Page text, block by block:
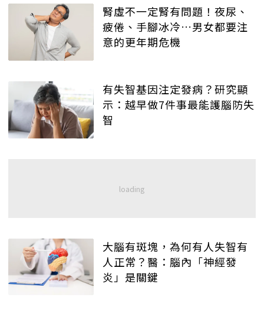
腎虛不一定腎有問題！夜尿、
疲倦、手腳冰冷…男女都要注
意的更年期危機
有失智基因注定發病？研究顯
示：越早做7件事最能護腦防失
智
大腦有斑塊，為何有人失智有
人正常？醫：腦內「神經發
炎」是關鍵